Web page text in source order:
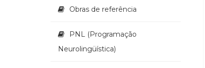
Obras de referência
PNL (Programação
Neurolingüística)